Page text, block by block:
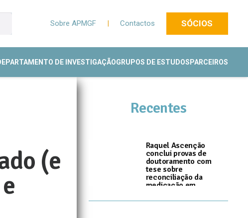
Sobre APMGF | Contactos SÓCIOS
DE INVESTIGAÇÃOGRUPOS DE ESTUDOS PARCEIROS
(e
Recentes
Raquel Ascenção
conclui provas de
doutoramento com
tese sobre
reconciliação da
medicação em
Primários